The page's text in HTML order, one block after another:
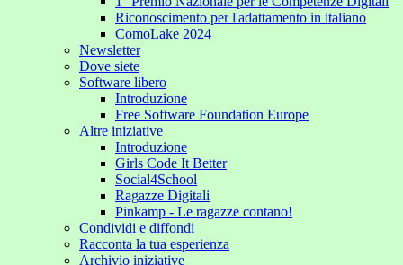
Riconoscimento per l'adattamento in italiano
ComoLake 2024
Newsletter
Dove siete
Software libero
Introduzione
Free Software Foundation Europe
Altre iniziative
Introduzione
Girls Code It Better
Social4School
Ragazze Digitali
Pinkamp - Le ragazze contano!
Condividi e diffondi
Racconta la tua esperienza
Archivio iniziative